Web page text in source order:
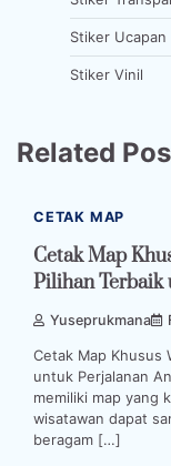
Stiker Ucapan
Stiker Vinil
Related
CETAK MAP
Cetak Map
Pilihan Terbaik
Yuseprukmana
Cetak Map Khusus
untuk Perjalanan
memiliki map yang
wisatawan dapat
beragam […]